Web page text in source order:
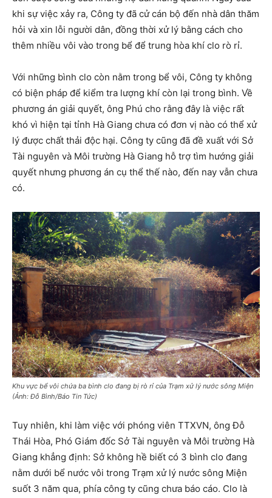
khi sự việc xảy ra, Công ty đã cử cán bộ đến nhà dân thăm
hỏi và xin lỗi người dân, đồng thời xử lý bằng cách cho
thêm nhiều vôi vào trong bể để trung hòa khí clo rò rỉ.
Với những bình clo còn nằm trong bể vôi, Công ty không
có biện pháp để kiểm tra lượng khí còn lại trong bình. Về
phương án giải quyết, ông Phú cho rằng đây là việc rất
khó vì hiện tại tỉnh Hà Giang chưa có đơn vị nào có thể xử
lý được chất thải độc hại. Công ty cũng đã đề xuất với Sở
Tài nguyên và Môi trường Hà Giang hỗ trợ tìm hướng giải
quyết nhưng phương án cụ thể thế nào, đến nay vẫn chưa
có.
Khu vực bể vôi chứa ba bình clo đang bị rò rỉ của Trạm xử lý nước sông Miện
(Ảnh: Đỗ Bình/Báo Tin Tức)
Tuy nhiên, khi làm việc với phóng viên TTXVN, ông Đỗ
Thái Hòa, Phó Giám đốc Sở Tài nguyên và Môi trường Hà
Giang khẳng định: Sở không hề biết có 3 bình clo đang
nằm dưới bể nước vôi trong Trạm xử lý nước sông Miện
suốt 3 năm qua, phía công ty cũng chưa báo cáo. Clo là